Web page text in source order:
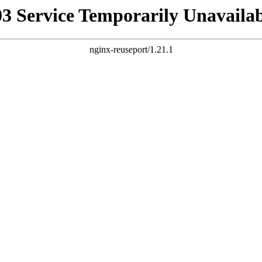
Service Temporarily
nginx-reuseport/1.21.1